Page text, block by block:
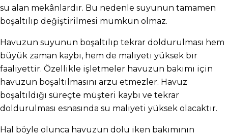
su alan mekânlardır. Bu nedenle suyunun tamamen
boşaltılıp değiştirilmesi mümkün olmaz.
Havuzun suyunun boşaltılıp tekrar doldurulması hem
büyük zaman kaybı, hem de maliyeti yüksek bir
faaliyettir. Özellikle işletmeler havuzun bakımı için
havuzun boşaltılmasını arzu etmezler. Havuz
boşaltıldığı süreçte müşteri kaybı ve tekrar
doldurulması esnasında su maliyeti yüksek olacaktır.
Hal böyle olunca havuzun dolu iken bakımının